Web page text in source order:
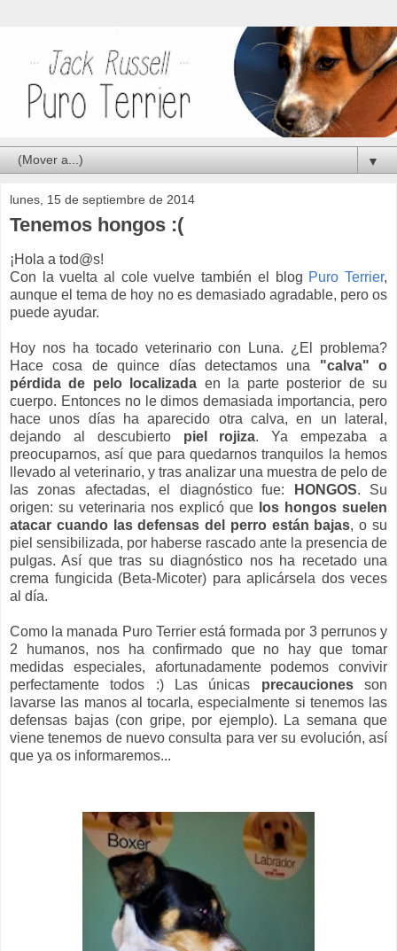
▼
lunes, 15 de septiembre de 2014
Tenemos hongos :(
¡Hola a tod@s!
Con la vuelta al cole vuelve también el blog Puro Terrier,
aunque el tema de hoy no es demasiado agradable, pero os
puede ayudar.
Hoy nos ha tocado veterinario con Luna. ¿El problema?
Hace cosa de quince días detectamos una "calva" o
pérdida de pelo localizada en la parte posterior de su
cuerpo. Entonces no le dimos demasiada importancia, pero
hace unos días ha aparecido otra calva, en un lateral,
dejando al descubierto piel rojiza. Ya empezaba a
preocuparnos, así que para quedarnos tranquilos la hemos
llevado al veterinario, y tras analizar una muestra de pelo de
las zonas afectadas, el diagnóstico fue:
HONGOS. Su
origen: su veterinaria nos explicó que los hongos suelen
atacar cuando las defensas del perro están bajas, o su
piel sensibilizada, por haberse rascado ante la presencia de
pulgas. Así que tras su diagnóstico nos ha recetado una
crema fungicida (Beta-Micoter) para aplicársela dos veces
al día.
Como la manada Puro Terrier está formada por 3 perrunos y
2 humanos, nos ha confirmado que no hay que tomar
medidas especiales, afortunadamente podemos convivir
perfectamente todos :) Las únicas precaucionesson
lavarse las manos al tocarla, especialmente si tenemos las
defensas bajas (con gripe, por ejemplo). La semana que
viene tenemos de nuevo consulta para ver su evolución, así
que ya os informaremos...